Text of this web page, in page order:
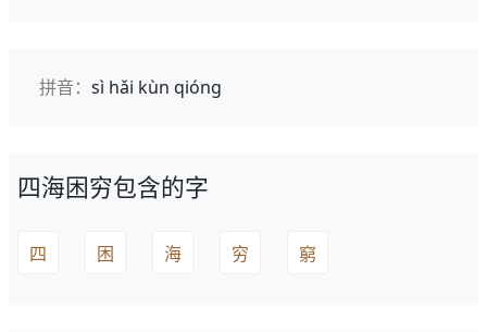
拼音： sì hǎi kùn qióng
四海困穷包含的字
四 困 海 穷 窮